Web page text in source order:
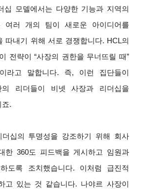
십 모델에서는 다양한 기능과 지역의
여러 개의 팀이 새로운 아이디어를
따내기 위해 서로 경쟁합니다. HCL의
전략이 “사장의 권한을 무너뜨릴 때”
라고 말합니다. 즉, 이런 집단들이
의 리더들이 비넷 사장과 리더십을
죠.
십의 투명성을 강조하기 위해 회사
한 360도 피드백을 게시하고 임원과
도록 조치했습니다. 이처럼 급진적
고 있는 것 같습니다. 나야르 사장이